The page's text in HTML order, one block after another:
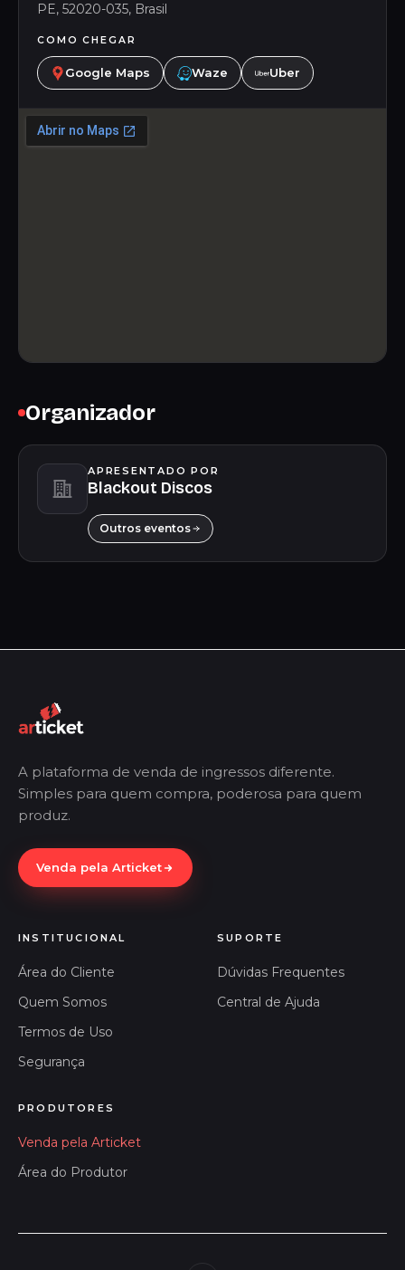
PE, 52020-035, Brasil
COMO CHEGAR
Google Maps Waze Uber
Organizador
APRESENTADO POR
Blackout Discos
Outros eventos
A plataforma de venda de ingressos diferente.
Simples para quem compra, poderosa para quem
produz.
Venda pela Articket
INSTITUCIONAL
Área do Cliente
Quem Somos
Termos de Uso
Segurança
SUPORTE
Dúvidas Frequentes
Central de Ajuda
PRODUTORES
Venda pela Articket
Área do Produtor